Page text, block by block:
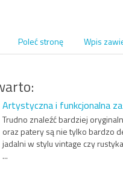
Poleć stronę Wpis
Artystyczna i funkcjonalna
Trudno znaleźć bardziej
oraz patery są nie tylko bardzo
jadalni w stylu vintage czy
...